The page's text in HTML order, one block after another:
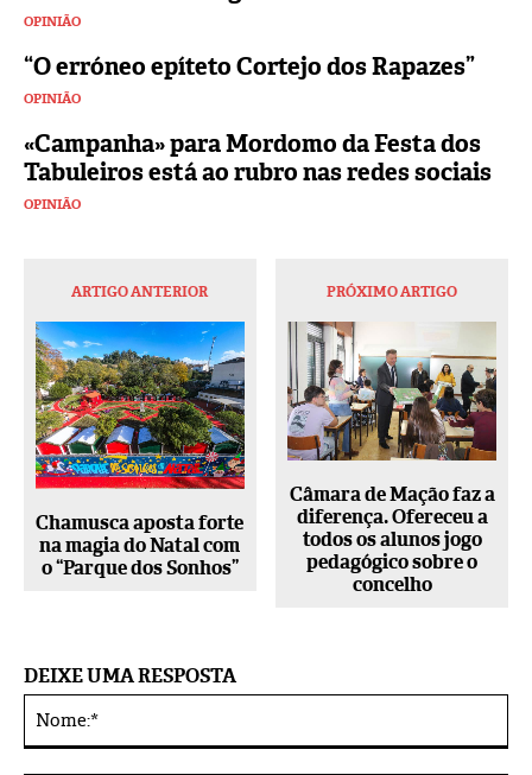
OPINIÃO
“O erróneo epíteto Cortejo dos Rapazes”
OPINIÃO
«Campanha» para Mordomo da Festa dos
Tabuleiros está ao rubro nas redes sociais
OPINIÃO
ARTIGO ANTERIOR
Chamusca aposta forte
na magia do Natal com
o “Parque dos Sonhos”
PRÓXIMO ARTIGO
Câmara de Mação faz a
diferença. Ofereceu a
todos os alunos jogo
pedagógico sobre o
concelho
DEIXE UMA RESPOSTA